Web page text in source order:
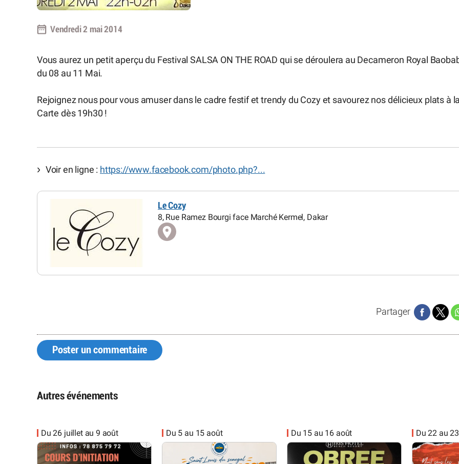
Vendredi 2 mai 2014
Vous aurez un petit aperçu du Festival SALSA ON THE ROAD qui se déroulera au Decameron Royal
du 08 au 11 Mai.
Rejoignez nous pour vous amuser dans le cadre festif et trendy du Cozy et savourez nos délicieux plats à
Carte dès 19h30 !
Voir en ligne : https://www.facebook.com/photo.php?...
Le Cozy
8, Rue Ramez Bourgi face Marché Kermel, Dakar
Partager
Poster un commentaire
Autres événements
Du 26 juillet au 9 août Du 5 au 15 août Du 15 au 16 août Du 22 au